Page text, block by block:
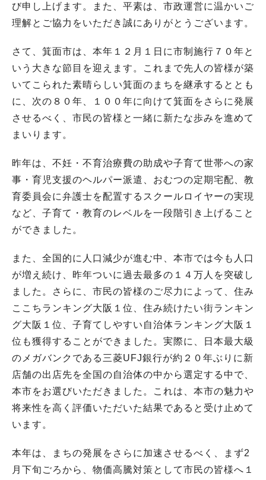
び申し上げます。また、平素は、市政運営に温かいご
理解とご協力をいただき誠にありがとうございます。
さて、箕面市は、本年１２月１日に市制施行７０年と
いう大きな節目を迎えます。これまで先人の皆様が築
いてこられた素晴らしい箕面のまちを継承するととも
に、次の８０年、１００年に向けて箕面をさらに発展
させるべく、市民の皆様と一緒に新たな歩みを進めて
まいります。
昨年は、不妊・不育治療費の助成や子育て世帯への家
事・育児支援のヘルパー派遣、おむつの定期宅配、教
育委員会に弁護士を配置するスクールロイヤーの実現
など、子育て・教育のレベルを一段階引き上げること
ができました。
また、全国的に人口減少が進む中、本市では今も人口
が増え続け、昨年ついに過去最多の１４万人を突破し
ました。さらに、市民の皆様のご尽力によって、住み
ここちランキング大阪１位、住み続けたい街ランキン
グ大阪１位、子育てしやすい自治体ランキング大阪１
位も獲得することができました。実際に、日本最大級
のメガバンクである三菱UFJ銀行が約２０年ぶりに新
店舗の出店先を全国の自治体の中から選定する中で、
本市をお選びいただきました。これは、本市の魅力や
将来性を高く評価いただいた結果であると受け止めて
います。
本年は、まちの発展をさらに加速させるべく、まず2
月下旬ごろから、物価高騰対策として市民の皆様へ１